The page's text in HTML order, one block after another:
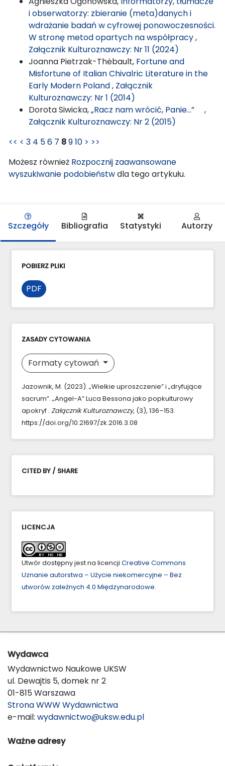
i obserwatorzy: zbieranie (meta)danych i
wdrażanie badań w cyfrowej ponowoczesności.
W stronę metod opartych na współpracy,
Załącznik Kulturoznawczy: Nr 11 (2024)
Joanna Pietrzak-Thėbault, Fortune and
Misfortune of Italian Chivalric Literature in the
Early Modern Poland, Załącznik
Kulturoznawczy: Nr 1 (2014)
Dorota Siwicka,„Racz nam wrócić, Panie...” ,
Załącznik Kulturoznawczy: Nr 2 (2015)
<< < 3 4 56 7 8910 > >>
Możesz również Rozpocznij zaawansowane
wyszukiwanie podobieństwdla tego artykułu.
Szczegóły Bibliografia Statystyki Autorzy
POBIERZ PLIKI
PDF
ZASADY CYTOWANIA
Formaty cytowań
Jazownik, M. (2023). „Wielkie uproszczenie” i „dryfujące
sacrum”. „Angel-A” Luca Bessona jako popkulturowy
apokryf . Załącznik Kulturoznawczy, (3), 136–153.
https://doi.org/10.21697/zk.2016.3.08
CITED BY / SHARE
LICENCJA
Utwór dostępny jest na licencji Creative Commons
Uznanie autorstwa – Użycie niekomercyjne – Bez
utworów zależnych 4.0 Międzynarodowe.
Wydawca
Wydawnictwo Naukowe UKSW
ul. Dewajtis 5, domek nr 2
01-815 Warszawa
Strona WWW Wydawnictwa
e-mail: wydawnictwo@uksw.edu.pl
Ważne adresy